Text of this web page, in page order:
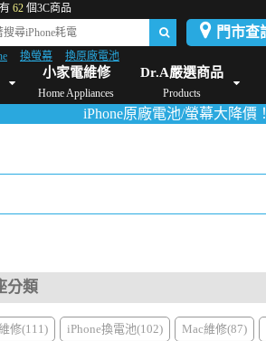
門市查
62 個3C商品
換螢幕
換原廠電池
小家電維修
Home Appliances
Dr.A嚴選商品
Products
Dyson維修/價格 Mac Mini維修/價格 iMac維修/
原廠電池/螢幕大降價！當天換好加
分類
修(111) iPhone換電池(102) Mac維修(87)